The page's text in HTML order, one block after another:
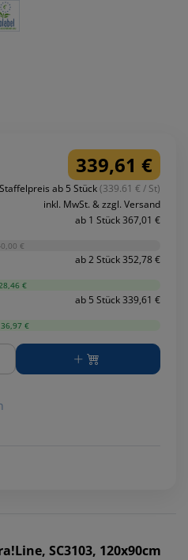
339,61 €
Staffelpreis ab 5 Stück(339.61 € / St)
inkl. MwSt. & zzgl. Versand
ab 1 Stück 367,01 €
-0,00 €
ab 2 Stück 352,78 €
€
ab 5 Stück 339,61 €
€
SC3103, 120x90cm